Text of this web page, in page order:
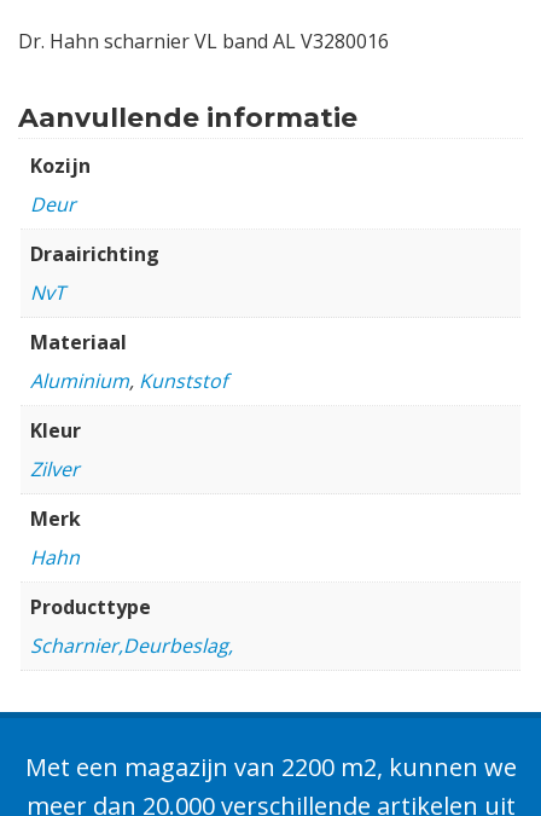
Dr. Hahn scharnier VL band AL V3280016
Aanvullende informatie
Kozijn
Deur
Draairichting
NvT
Materiaal
Aluminium, Kunststof
Kleur
Zilver
Merk
Hahn
Producttype
Scharnier,Deurbeslag,
Met een magazijn van 2200 m2, kunnen we
meer dan 20.000 verschillende artikelen uit